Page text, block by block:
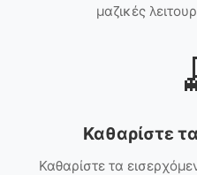
μαζικές
Καθαρίστε
Καθαρίστε τα